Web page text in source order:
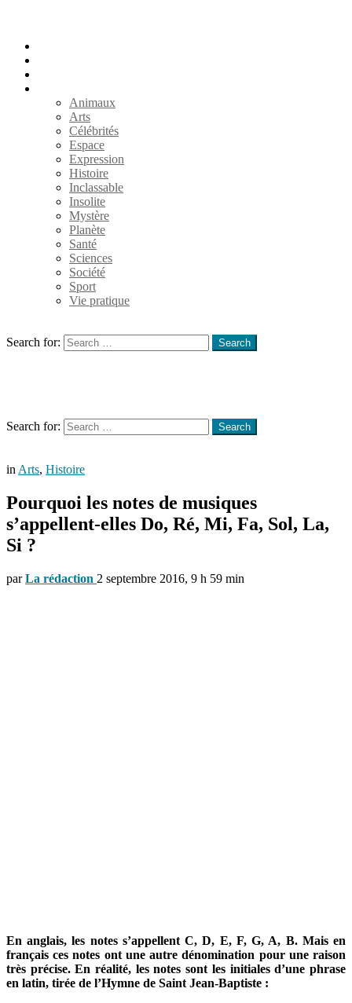
Animaux
Arts
Célébrités
Espace
Expression
Histoire
Inclassable
Insolite
Mystère
Planète
Santé
Sciences
Société
Sport
Vie pratique
Search for:
Search
Search for:
Search
in Arts, Histoire
Pourquoi les notes de musiques
s’appellent-elles Do, Ré, Mi, Fa, Sol, La,
Si ?
par La rédaction 2 septembre 2016, 9 h 59 min
En anglais, les notes s’appellent C, D, E, F, G, A, B. Mais en
français ces notes ont une autre dénomination pour une raison
très précise. En réalité, les notes sont les initiales d’une phrase
en latin, tirée de l’Hymne de Saint Jean-Baptiste :